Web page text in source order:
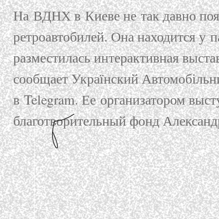
в Telegram. Ее организатором выступил
благотворительный фонд Александра Фальдмана.